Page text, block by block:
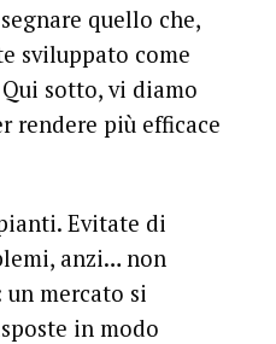
quello che,
sviluppato come
sotto, vi diamo
rendere più efficace
Evitate di
anzi… non
mercato si
in modo